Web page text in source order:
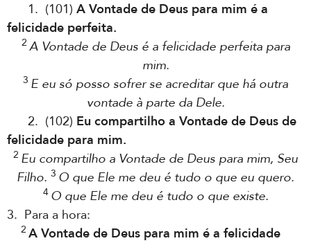
1. (101) A Vontade de Deus para mim é a
felicidade perfeita.
2 A Vontade de Deus é a felicidade perfeita para
mim.
3 E eu só posso sofrer se acreditar que há outra
vontade à parte da Dele.
2. (102) Eu compartilho a Vontade de Deus de
felicidade para mim.
2 Eu compartilho a Vontade de Deus para mim, Seu
Filho. 3 O que Ele me deu é tudo o que eu quero.
4 O que Ele me deu é tudo o que existe.
3. Para a hora:
2 A Vontade de Deus para mim é a felicidade